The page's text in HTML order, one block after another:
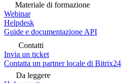
Materiale di formazione
Webinar
Helpdesk
Guide e documentazione API
Contatti
Invia un ticket
Contatta un partner locale di Bitrix24
Da leggere